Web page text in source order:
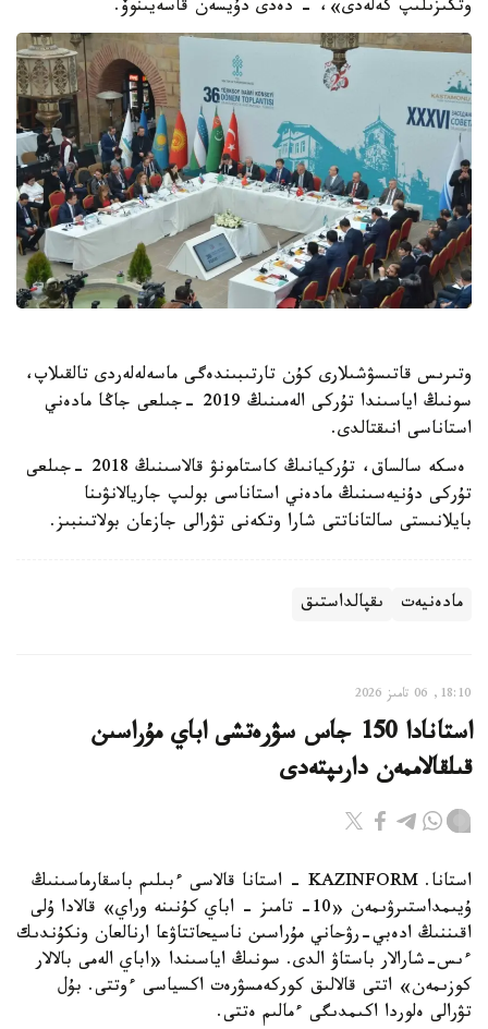
وتكىزىلىپ كەلەدى»، - دەدى دۇيسەن قاسەيىنوۆ.
وتىرىس قاتىسۋشىلارى كۇن تارتىبىندەگى ماسەلەلەردى تالقىلاپ،
سونىڭ اياسىندا تۇركى الەمىنىڭ 2019 -جىلعى جاڭا مادەني
استاناسى انىقتالدى.
ەسكە سالساق، تۇركيانىڭ كاستامونۋ قالاسىنىڭ 2018 -جىلعى
تۇركى دۇنيەسىنىڭ مادەني استاناسى بولىپ جاريالانۋىنا
بايلانىستى سالتاناتتى شارا وتكەنى تۋرالى جازعان بولاتىنبىز.
مادەنيەت ىقپالداستىق
18:10, 06 تامىز 2026
استانادا 150 جاس سۋرەتشى اباي مۇراسىن
قىلقالاممەن دارىپتەدى
استانا. KAZINFORM - استانا قالاسى ءبىلىم باسقارماسىنىڭ
ۇيىمداستىرۋىمەن «10- تامىز - اباي كۇنىنە وراي» قالادا ۇلى
اقىننىڭ ادەبي-رۋحاني مۇراسىن ناسيحاتتاۋعا ارنالعان ونكۇندىك
ءىس-شارالار باستاۋ الدى. سونىڭ اياسىندا «اباي الەمى بالالار
كوزىمەن» اتتى قالالىق كوركەمسۋرەت اكسياسى ءوتتى. بۇل
تۋرالى ەلوردا اكىمدىگى ءمالىم ەتتى.